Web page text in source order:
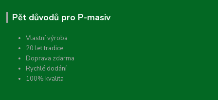
Pět důvodů pro P-masiv
Vlastní výroba
20 let tradice
Doprava zdarma
Rychlé dodání
100% kvalita